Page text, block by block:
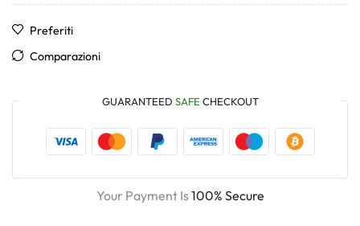
Preferiti
Comparazioni
GUARANTEED SAFE CHECKOUT
Your Payment Is100% Secure